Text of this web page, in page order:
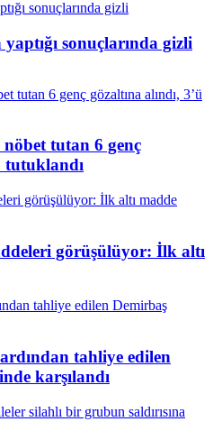
sonuçlarında gizli
tutan 6 genç
tutuklandı
görüşülüyor: İlk altı
tahliye edilen
karşılandı